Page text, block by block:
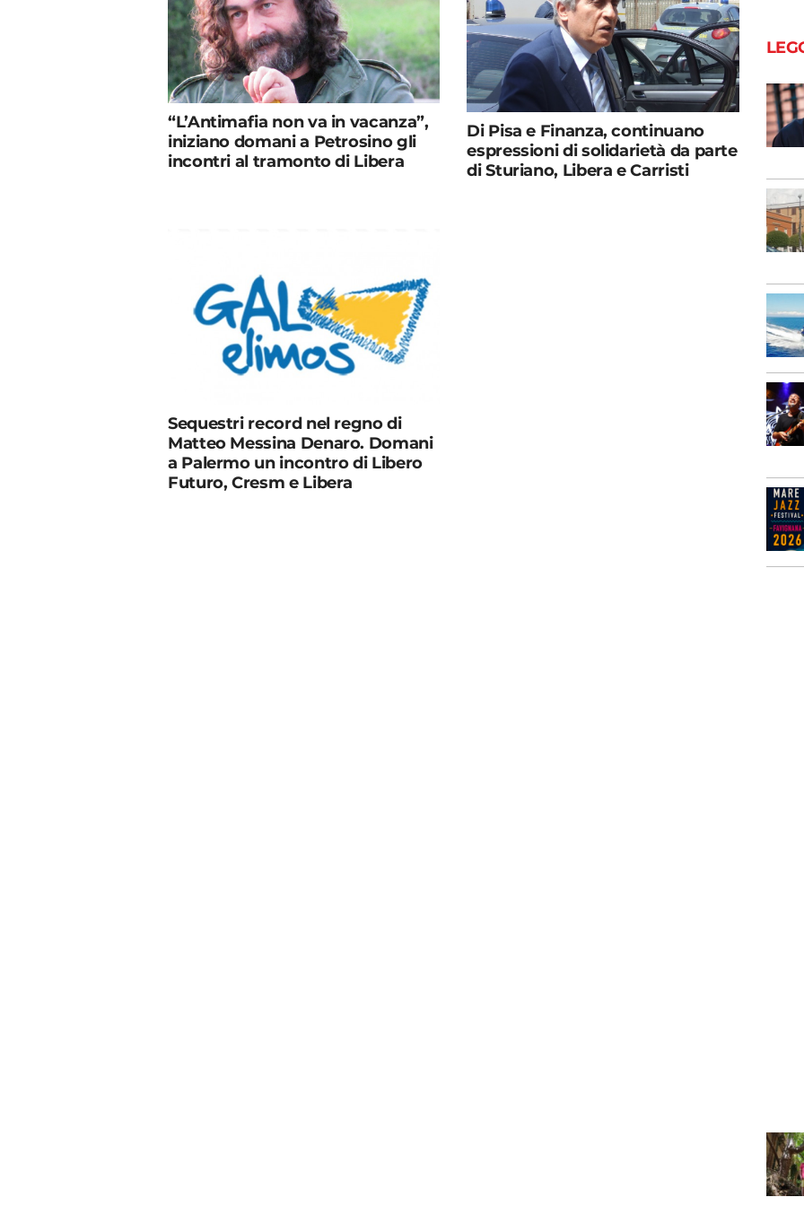
“L’Antimafia non va in vacanza”,
iniziano domani a Petrosino gli
incontri al tramonto di Libera
Di Pisa e Finanza, continuano
espressioni di solidarietà da parte
di Sturiano, Libera e Carristi
Sequestri record nel regno di
Matteo Messina Denaro. Domani
a Palermo un incontro di Libero
Futuro, Cresm e Libera